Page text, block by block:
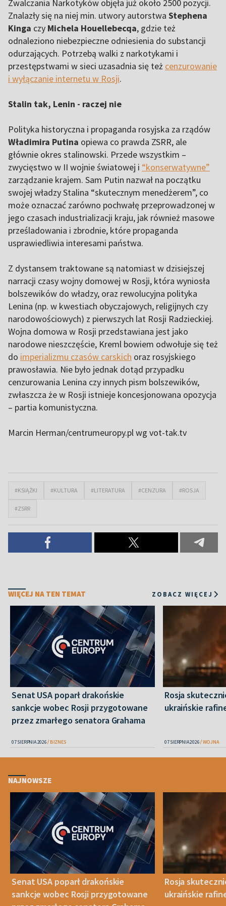
Zwalczania Narkotyków objęła już około 2500 pozycji.
Znalazły się na niej min. utwory autorstwa Stephena
Kinga czy Michela Houellebecqa, gdzie też
odnaleziono niebezpieczne odniesienia do substancji
odurzających. Potrzebą walki z narkotykami i
przestępstwami w sieci uzasadnia się też cenzurowanie
i wyłączanie internetu w Rosji.
Stalin tak, Lenin - raczej nie
Polityka historyczna i propaganda rosyjska za rządów
Władimira Putina opiewa co prawda ZSRR, ale
głównie okres stalinowski. Przede wszystkim –
zwycięstwo w II wojnie światowej i “konserwatywne”
zarządzanie krajem. Sam Putin nazwał na początku
swojej władzy Stalina “skutecznym menedżerem”, co
może oznaczać zarówno pochwałę przeprowadzonej w
jego czasach industrializacji kraju, jak również masowe
prześladowania i zbrodnie, które propaganda
usprawiedliwia interesami państwa.
Z dystansem traktowane są natomiast w dzisiejszej
narracji czasy wojny domowej w Rosji, która wyniosła
bolszewików do władzy, oraz rewolucyjna polityka
Lenina (np. w kwestiach obyczajowych, religijnych czy
narodowościowych) z pierwszych lat Rosji Radzieckiej.
Wojna domowa w Rosji przedstawiana jest jako
narodowe nieszczęście, Kreml bowiem odwołuje się też
do imperializmu czasów carskich oraz rosyjskiego
prawosławia. Nie było jednak dotąd przypadku
cenzurowania Lenina czy innych pism bolszewików,
zwłaszcza że w Rosji istnieje koncesjonowana opozycja
– partia komunistyczna.
Marcin Herman/centrumeuropy.pl wg vot-tak.tv
#KSIĄŻKI #KULTURA #LITERATURA #CENZURA #ROSJA
#ZSRR
WIĘCEJ NA TEN TEMAT ZOBACZ WIĘCEJ
Senat USA poparł drakońskie
sankcje wobec Rosji przygotowane
przez zmarłego senatora Grahama
07 SIERPNIA 2026 BIZNES
Rosja
ukraińskie
07 SIERPNIA 2026 WOJNA
NAJNOWSZE
Senat USA poparł drakońskie
sankcje wobec Rosji przygotowane
Rosja
ukraińskie